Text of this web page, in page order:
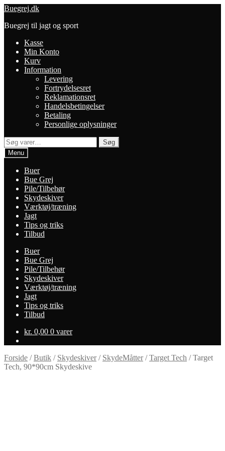
Spring
navigation
Spring
indhold
Buegrej.dk
Buegrej til jagt og sport
Kasse
Min Konto
Kurv
Information
Levering
Fortrydelsesret
Reklamationsret
Handelsbetingelser
Betaling
Personlige oplysninger
Søg
efter:
Søg
Menu
Buer
Bue Grej
Pile/Tilbehør
Skydeskiver
Værktøj/træning
Jagt
Tips og triks
Tilbud
Buer
Bue Grej
Pile/Tilbehør
Skydeskiver
Værktøj/træning
Jagt
Tips og triks
Tilbud
kr. 0,00 0 varer
Forside /Butik / Skydeskiver/ SkydeMåtter/Target Tech /Target
Tech, 90*90cm Skydeskive